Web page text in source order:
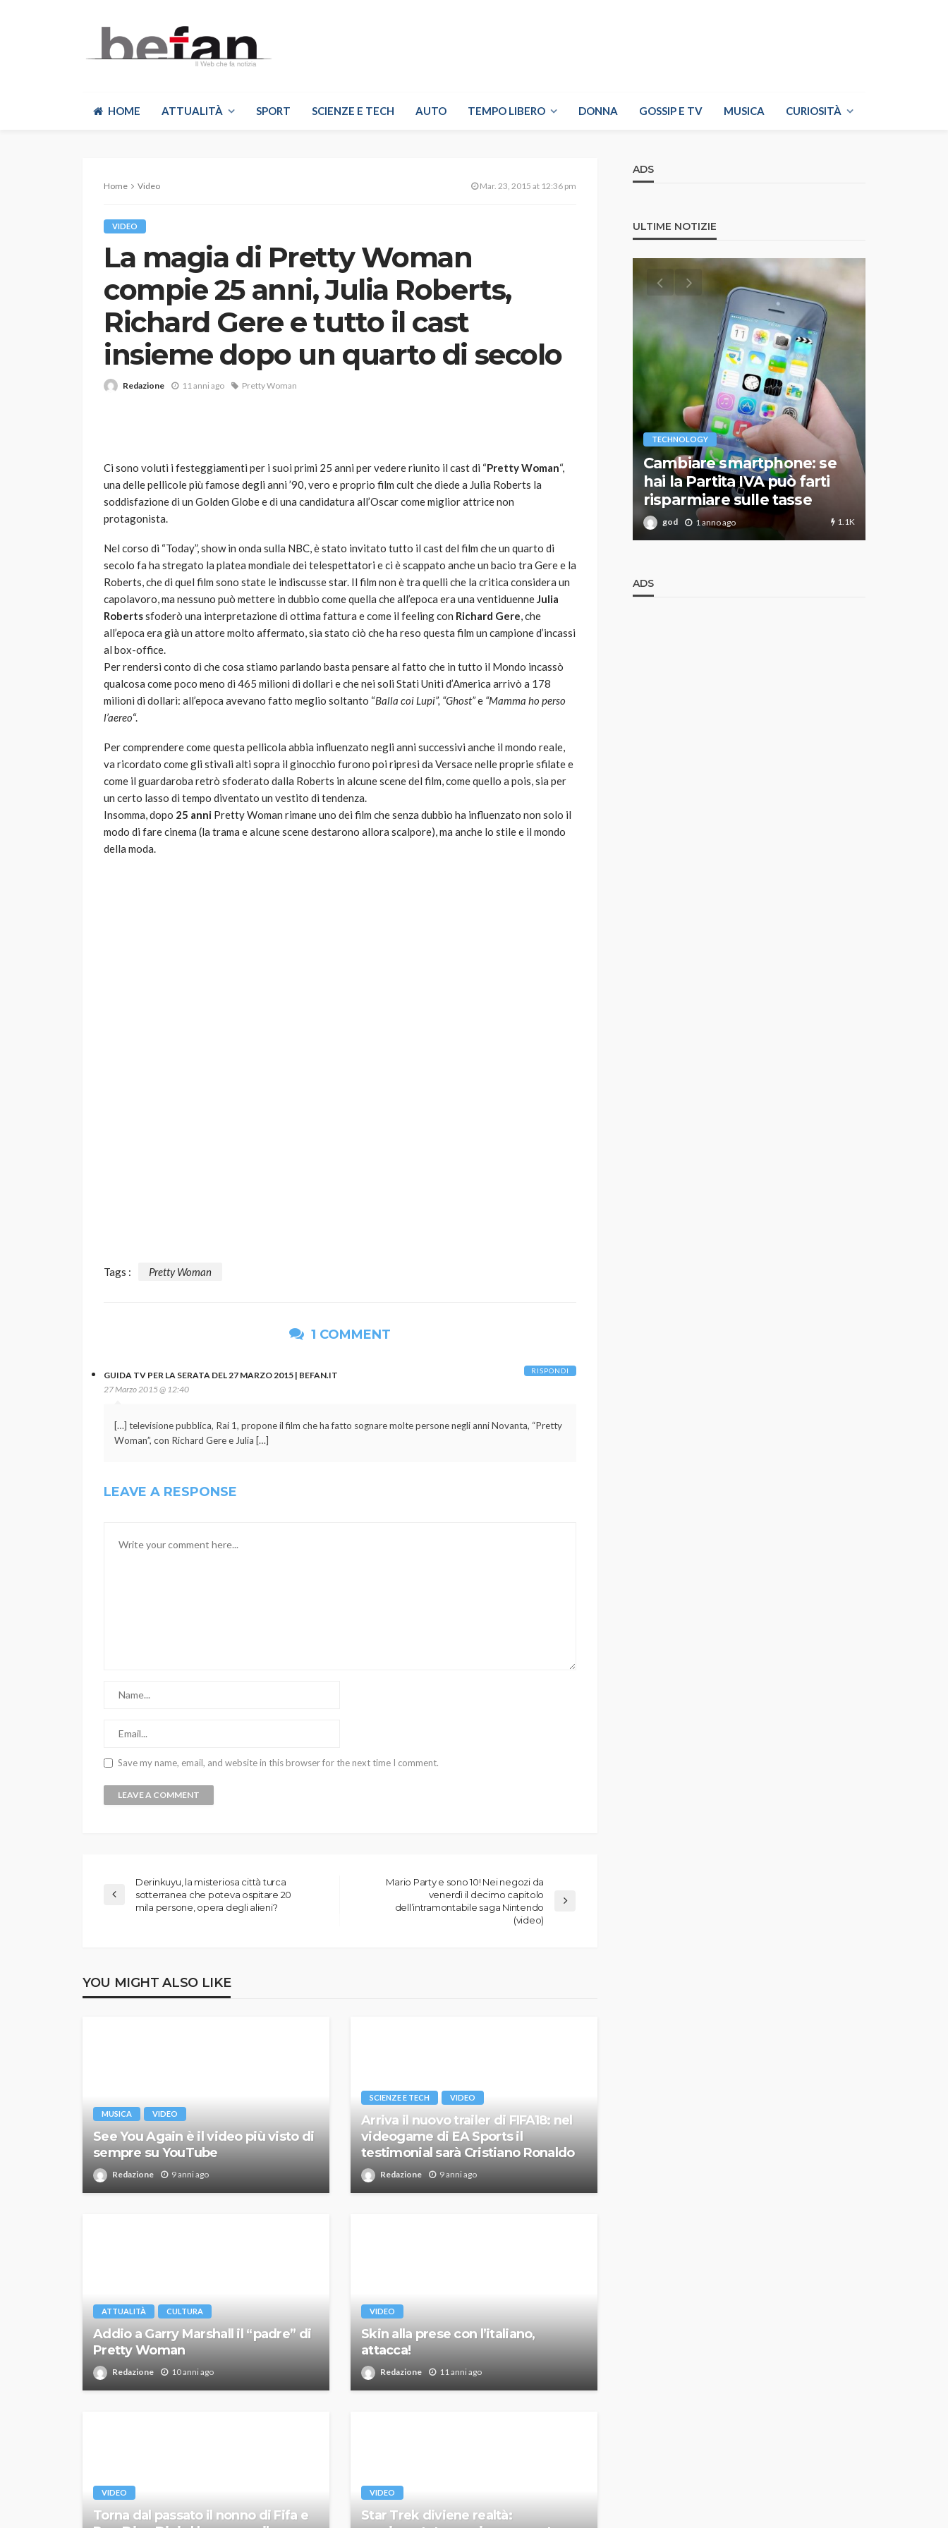
HOME ATTUALITÀ SPORT SCIENZE E TECH AUTO TEMPO LIBERO DONNA GOSSIP E TV MUSICA CURIOSITÀ
Home Video Mar. 23, 2015 at 12:36 pm
VIDEO
La magia di Pretty Woman
compie 25 anni, Julia Roberts,
Richard Gere e tutto il cast
insieme dopo un quarto di secolo
Redazione 11 anni ago Pretty Woman
Ci sono voluti i festeggiamenti per i suoi primi 25 anni per vedere riunito il cast di “Pretty Woman“,
una delle pellicole più famose degli anni ’90, vero e proprio film cult che diede a Julia Roberts la
soddisfazione di un Golden Globe e di una candidatura all’Oscar come miglior attrice non
protagonista.
Nel corso di “Today”, show in onda sulla NBC, è stato invitato tutto il cast del film che un quarto di
secolo fa ha stregato la platea mondiale dei telespettatori e ci è scappato anche un bacio tra Gere e la
Roberts, che di quel film sono state le indiscusse star. Il film non è tra quelli che la critica considera un
capolavoro, ma nessuno può mettere in dubbio come quella che all’epoca era una ventiduenneJulia
Robertssfoderò una interpretazione di ottima fattura e come il feeling con Richard Gere, che
all’epoca era già un attore molto affermato, sia stato ciò che ha reso questa film un campione d’incassi
al box-office.
Per rendersi conto di che cosa stiamo parlando basta pensare al fatto che in tutto il Mondo incassò
qualcosa come poco meno di 465 milioni di dollari e che nei soli Stati Uniti d’America arrivò a 178
milioni di dollari: all’epoca avevano fatto meglio soltanto “Balla coi Lupi”, “Ghost”e “Mamma ho perso
l’aereo“.
Per comprendere come questa pellicola abbia influenzato negli anni successivi anche il mondo reale,
va ricordato come gli stivali alti sopra il ginocchio furono poi ripresi da Versace nelle proprie sfilate e
come il guardaroba retrò sfoderato dalla Roberts in alcune scene del film, come quello a pois, sia per
un certo lasso di tempo diventato un vestito di tendenza.
Insomma, dopo 25 anni Pretty Woman rimane uno dei film che senza dubbio ha influenzato non solo il
modo di fare cinema (la trama e alcune scene destarono allora scalpore), ma anche lo stile e il mondo
della moda.
Tags : Pretty Woman
1 COMMENT
GUIDA TV PER LA SERATA DEL 27 MARZO 2015 | BEFAN.IT
27 Marzo 2015 @ 12:40
[…] televisione pubblica, Rai 1, propone il film che ha fatto sognare molte persone negli anni Novanta, “Pretty
Woman”, con Richard Gere e Julia […]
RISPONDI
LEAVE A RESPONSE
Save my name, email, and website in this browser for the next time I comment.
Derinkuyu, la misteriosa città turca
sotterranea che poteva ospitare 20
mila persone, opera degli alieni?
Mario Party e sono 10! Nei negozi da
venerdì il decimo capitolo
dell’intramontabile saga Nintendo
(video)
YOU MIGHT ALSO LIKE
MUSICA VIDEO
See You Again è il video più visto di
sempre su YouTube
Redazione 9 anni ago
SCIENZE E TECH VIDEO
Arriva il nuovo trailer di FIFA18: nel
videogame di EA Sports il
testimonial sarà Cristiano Ronaldo
Redazione 9 anni ago
ATTUALITÀ CULTURA
Addio a Garry Marshall il “padre” di
Pretty Woman
Redazione 10 anni ago
VIDEO
Skin alla prese con l’italiano,
attacca!
Redazione 11 anni ago
VIDEO
Torna dal passato il nonno di Fifa e
VIDEO
Star Trek diviene realtà:
ADS
ULTIME NOTIZIE
Robot tagliaerba: quale
scegliere per il tuo prato
passione per
l’automobilismo
abbracciano la stessa causa
TECHNOLOGY
Cambiare smartphone: se
hai la Partita IVA può farti
risparmiare sulle tasse
god 1 anno ago 1.1K
ADS